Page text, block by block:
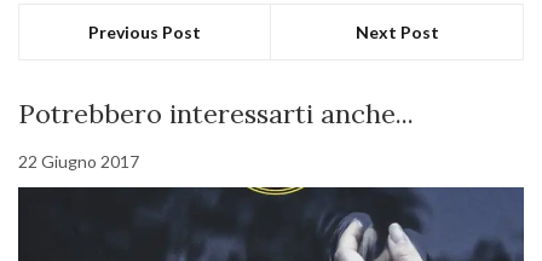
Previous Post Next Post
Potrebbero interessarti anche...
22 Giugno 2017